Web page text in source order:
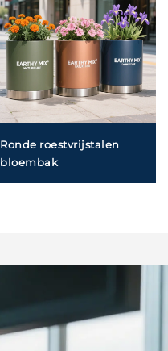
Ronde roestvrijstalen
bloembak